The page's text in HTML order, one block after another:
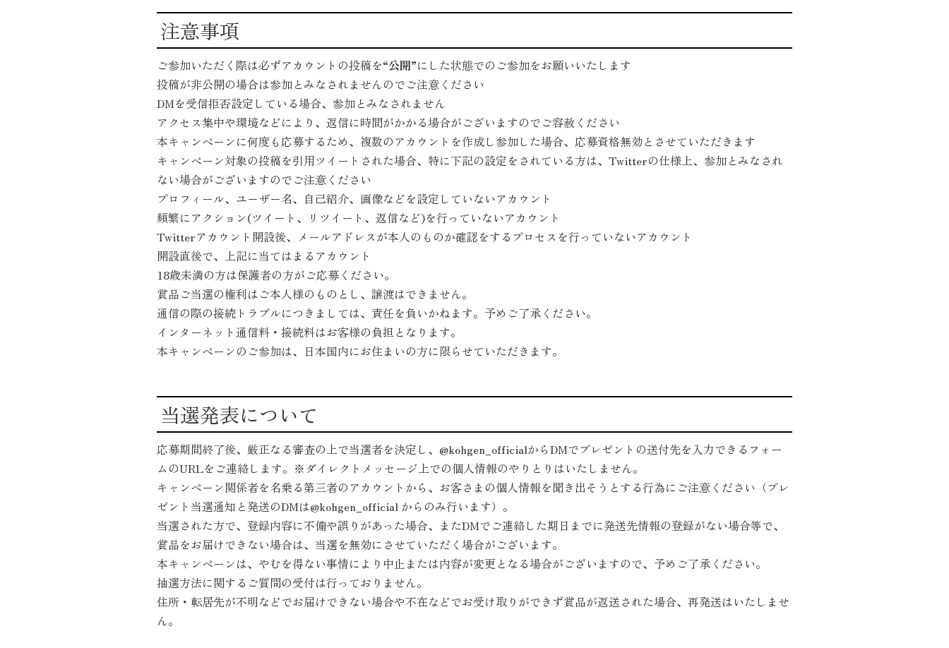
注意事項
ご参加いただく際は必ずアカウントの投稿を“公開”にした状態でのご参加をお願いいたします
投稿が非公開の場合は参加とみなされませんのでご注意ください
DMを受信拒否設定している場合、参加とみなされません
アクセス集中や環境などにより、返信に時間がかかる場合がございますのでご容赦ください
本キャンペーンに何度も応募するため、複数のアカウントを作成し参加した場合、応募資格無効とさせていただきます
キャンペーン対象の投稿を引用ツイートされた場合、特に下記の設定をされている方は、Twitterの仕様上、参加とみなされ
ない場合がございますのでご注意ください
プロフィール、ユーザー名、自己紹介、画像などを設定していないアカウント
頻繁にアクション(ツイート、リツイート、返信など)を行っていないアカウント
Twitterアカウント開設後、メールアドレスが本人のものか確認をするプロセスを行っていないアカウント
開設直後で、上記に当てはまるアカウント
18歳未満の方は保護者の方がご応募ください。
賞品ご当選の権利はご本人様のものとし、譲渡はできません。
通信の際の接続トラブルにつきましては、責任を負いかねます。予めご了承ください。
インターネット通信料・接続料はお客様の負担となります。
本キャンペーンのご参加は、日本国内にお住まいの方に限らせていただきます。
当選発表について
応募期間終了後、厳正なる審査の上で当選者を決定し、@kohgen_officialからDMでプレゼントの送付先を入力できるフォー
ムのURLをご連絡します。 ※ダイレクトメッセージ上での個人情報のやりとりはいたしません。
キャンペーン関係者を名乗る第三者のアカウントから、お客さまの個人情報を聞き出そうとする行為にご注意ください（プレ
ゼント当選通知と発送のDMは@kohgen_official からのみ行います）。
当選された方で、登録内容に不備や誤りがあった場合、またDMでご連絡した期日までに発送先情報の登録がない場合等で、
賞品をお届けできない場合は、当選を無効にさせていただく場合がございます。
本キャンペーンは、やむを得ない事情により中止または内容が変更となる場合がございますので、予めご了承ください。
抽選方法に関するご質問の受付は行っておりません。
住所・転居先が不明などでお届けできない場合や不在などでお受け取りができず賞品が返送された場合、再発送はいたしませ
ん。